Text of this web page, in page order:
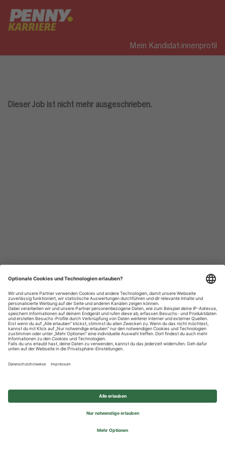
Mein Kandidat:innenprofil
Dieser Job ist nicht mehr ausgeschrieben.
Datenschutzhinweise
Impressum
Privatsphäre-Einstellungen
© 2026 REWE Group - All rights reserved